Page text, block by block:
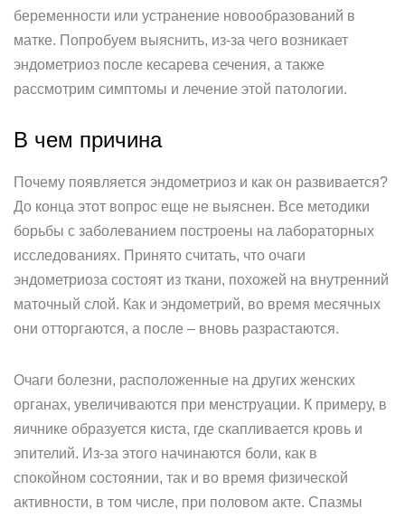
беременности или устранение новообразований в
матке. Попробуем выяснить, из-за чего возникает
эндометриоз после кесарева сечения, а также
рассмотрим симптомы и лечение этой патологии.
В чем причина
Почему появляется эндометриоз и как он развивается?
До конца этот вопрос еще не выяснен. Все методики
борьбы с заболеванием построены на лабораторных
исследованиях. Принято считать, что очаги
эндометриоза состоят из ткани, похожей на внутренний
маточный слой. Как и эндометрий, во время месячных
они отторгаются, а после – вновь разрастаются.
Очаги болезни, расположенные на других женских
органах, увеличиваются при менструации. К примеру, в
яичнике образуется киста, где скапливается кровь и
эпителий. Из-за этого начинаются боли, как в
спокойном состоянии, так и во время физической
активности, в том числе, при половом акте. Спазмы